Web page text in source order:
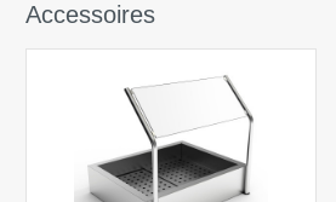
Accessoires